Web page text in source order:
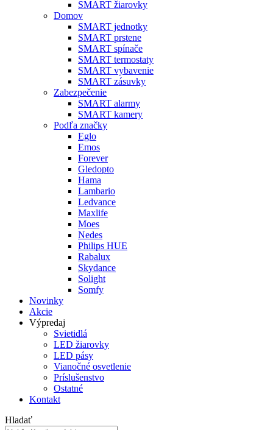
SMART žiarovky
Domov
SMART jednotky
SMART prstene
SMART spínače
SMART termostaty
SMART vybavenie
SMART zásuvky
Zabezpečenie
SMART alarmy
SMART kamery
Podľa značky
Eglo
Emos
Forever
Gledopto
Hama
Lambario
Ledvance
Maxlife
Moes
Nedes
Philips HUE
Rabalux
Skydance
Solight
Somfy
Novinky
Akcie
Výpredaj
Svietidlá
LED žiarovky
LED pásy
Vianočné osvetlenie
Príslušenstvo
Ostatné
Kontakt
Hladať